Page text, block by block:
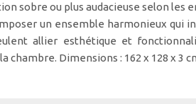
sobre ou plus audacieuse selon les
un ensemble harmonieux qui
allier esthétique et
chambre. Dimensions : 162 x 128 x 3